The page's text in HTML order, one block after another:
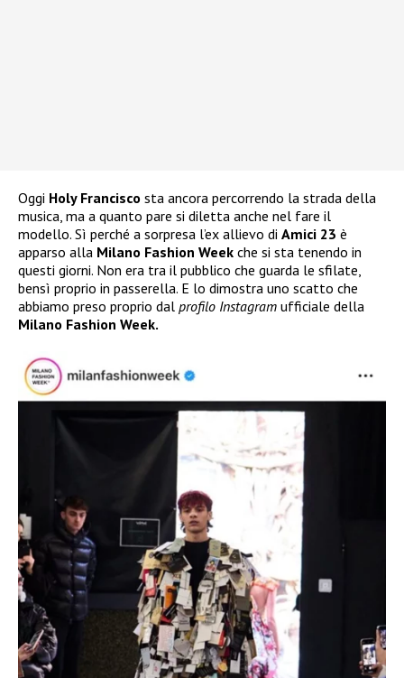
Oggi Holy Francisco sta ancora percorrendo la strada della
musica, ma a quanto pare si diletta anche nel fare il
modello. Sì perché a sorpresa l’ex allievo di Amici 23 è
apparso alla Milano Fashion Week che si sta tenendo in
questi giorni. Non era tra il pubblico che guarda le sfilate,
bensì proprio in passerella. E lo dimostra uno scatto che
abbiamo preso proprio dal profilo Instagram ufficiale della
Milano Fashion Week.